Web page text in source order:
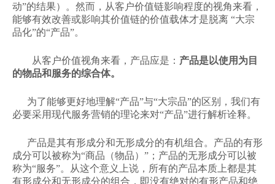
动”的结果）。然而，从客户价值链影响程度的视角来看，
能够有效改善或影响其价值链的价值载体才是脱离 “大宗
品化”的“产品”。
从客户价值视角来看，产品应是： 产品是以使用为目
的物品和服务的综合体。
为了能够更好地理解“产品”与“大宗品”的区别，我们有
必要采用现代服务营销的理论来对“产品”进行解析诠释。
产品是其有形成分和无形成分的有机组合。产品的有形
成分可以被称为“商品（物品）”；产品的无形成分可以被
称为“服务”。从这个意义上说，所有的产品本质上都是其
有形成分和无形成分的组合，即没有绝对的有形产品和绝